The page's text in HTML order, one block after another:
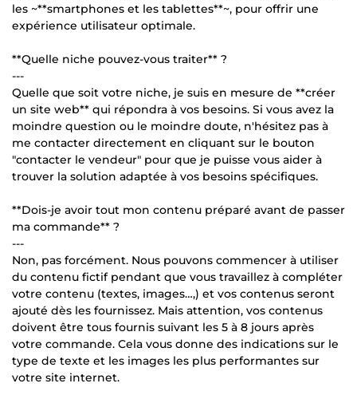
les ~**smartphones et les tablettes**~, pour offrir une
expérience utilisateur optimale.
**Quelle niche pouvez-vous traiter** ?
---
Quelle que soit votre niche, je suis en mesure de **créer
un site web** qui répondra à vos besoins. Si vous avez la
moindre question ou le moindre doute, n'hésitez pas à
me contacter directement en cliquant sur le bouton
"contacter le vendeur" pour que je puisse vous aider à
trouver la solution adaptée à vos besoins spécifiques.
**Dois-je avoir tout mon contenu préparé avant de passer
ma commande** ?
---
Non, pas forcément. Nous pouvons commencer à utiliser
du contenu fictif pendant que vous travaillez à compléter
votre contenu (textes, images…,) et vos contenus seront
ajouté dès les fournissez. Mais attention, vos contenus
doivent être tous fournis suivant les 5 à 8 jours après
votre commande. Cela vous donne des indications sur le
type de texte et les images les plus performantes sur
votre site internet.